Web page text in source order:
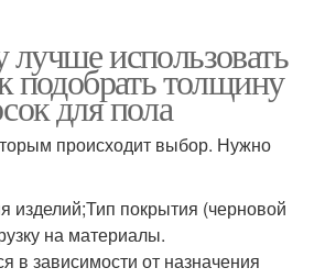
использовать
подобрать толщину
для пола
происходит выбор. Нужно
изделий;Тип покрытия (черновой
на материалы.
в зависимости от назначения